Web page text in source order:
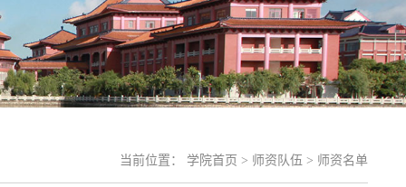
当前位置： 学院首页 > 师资队伍 > 师资名单